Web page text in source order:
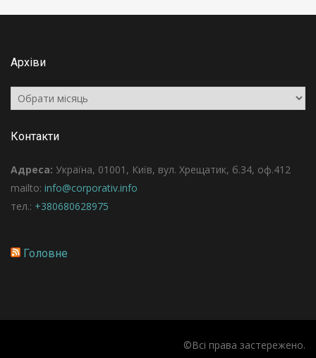
Архіви
Архіви
Контакти
Адреса: Україна, 01001, Київ, вул. Хрещатик, б.34, оф.412
mailto: info@corporativ.info
тел.: +380680628975
Головне
©Всі права застережено.